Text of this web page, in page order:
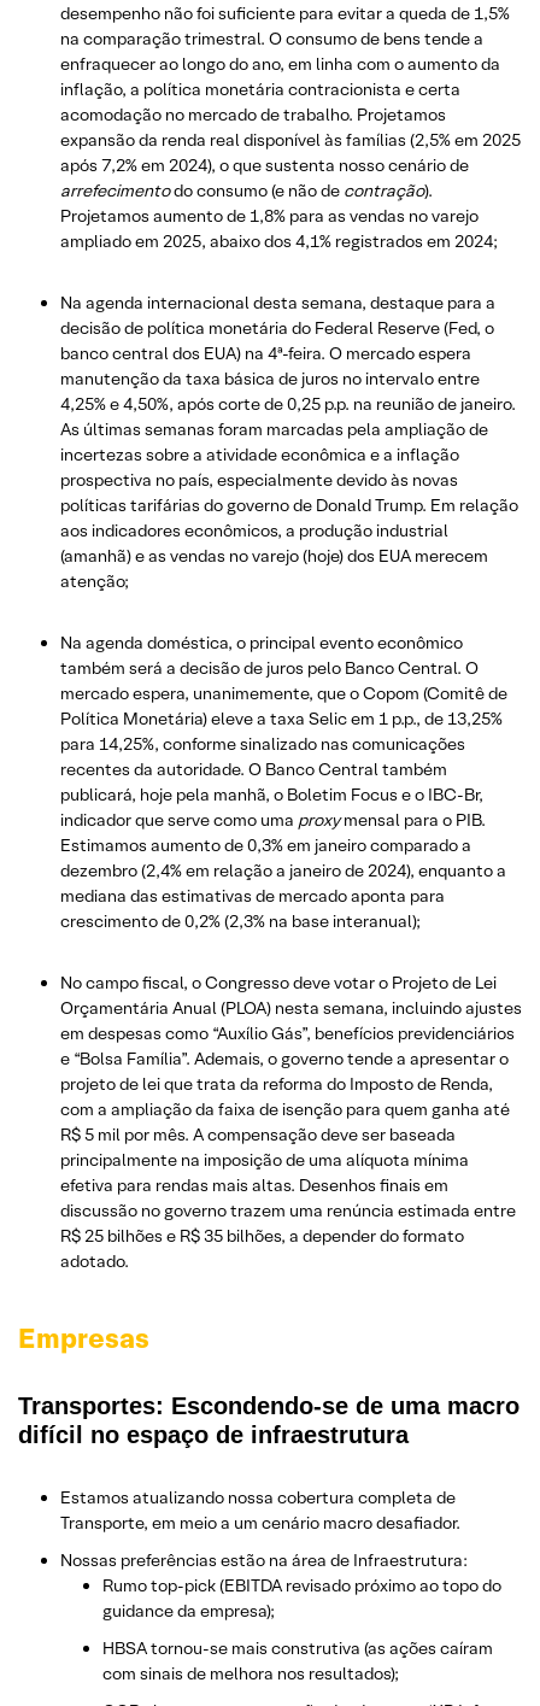
desempenho não foi suficiente para evitar a queda de 1,5%
na comparação trimestral. O consumo de bens tende a
enfraquecer ao longo do ano, em linha com o aumento da
inflação, a política monetária contracionista e certa
acomodação no mercado de trabalho. Projetamos
expansão da renda real disponível às famílias (2,5% em 2025
após 7,2% em 2024), o que sustenta nosso cenário de
arrefecimentodo consumo (e não de contração).
Projetamos aumento de 1,8% para as vendas no varejo
ampliado em 2025, abaixo dos 4,1% registrados em 2024;
Na agenda internacional desta semana, destaque para a
decisão de política monetária do Federal Reserve (Fed, o
banco central dos EUA) na 4ª-feira. O mercado espera
manutenção da taxa básica de juros no intervalo entre
4,25% e 4,50%, após corte de 0,25 p.p. na reunião de janeiro.
As últimas semanas foram marcadas pela ampliação de
incertezas sobre a atividade econômica e a inflação
prospectiva no país, especialmente devido às novas
políticas tarifárias do governo de Donald Trump. Em relação
aos indicadores econômicos, a produção industrial
(amanhã) e as vendas no varejo (hoje) dos EUA merecem
atenção;
Na agenda doméstica, o principal evento econômico
também será a decisão de juros pelo Banco Central. O
mercado espera, unanimemente, que o Copom (Comitê de
Política Monetária) eleve a taxa Selic em 1 p.p., de 13,25%
para 14,25%, conforme sinalizado nas comunicações
recentes da autoridade. O Banco Central também
publicará, hoje pela manhã, o Boletim Focus e o IBC-Br,
indicador que serve como uma proxymensal para o PIB.
Estimamos aumento de 0,3% em janeiro comparado a
dezembro (2,4% em relação a janeiro de 2024), enquanto a
mediana das estimativas de mercado aponta para
crescimento de 0,2% (2,3% na base interanual);
No campo fiscal, o Congresso deve votar o Projeto de Lei
Orçamentária Anual (PLOA) nesta semana, incluindo ajustes
em despesas como “Auxílio Gás”, benefícios previdenciários
e “Bolsa Família”. Ademais, o governo tende a apresentar o
projeto de lei que trata da reforma do Imposto de Renda,
com a ampliação da faixa de isenção para quem ganha até
R$ 5 mil por mês. A compensação deve ser baseada
principalmente na imposição de uma alíquota mínima
efetiva para rendas mais altas. Desenhos finais em
discussão no governo trazem uma renúncia estimada entre
R$ 25 bilhões e R$ 35 bilhões, a depender do formato
adotado.
Empresas
Transportes: Escondendo-se de uma macro
difícil no espaço de infraestrutura
Estamos atualizando nossa cobertura completa de
Transporte, em meio a um cenário macro desafiador.
Nossas preferências estão na área de Infraestrutura:
Rumo top-pick (EBITDA revisado próximo ao topo do
guidance da empresa);
HBSA tornou-se mais construtiva (as ações caíram
com sinais de melhora nos resultados);